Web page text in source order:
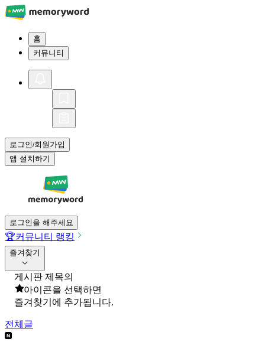
홈
커뮤니티
로그인/회원가입
앱 설치하기
로그인을 해주세요
🏆커뮤니티 랭킹
즐겨찾기
게시판 제목의
아이콘을 선택하면
즐겨찾기에 추가됩니다.
전체글